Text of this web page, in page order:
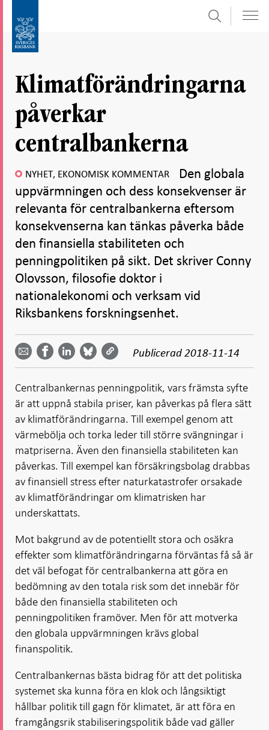
direkt
undersidor
Sök
Klimatförändringarna
påverkar
centralbankerna
NYHET, EKONOMISK KOMMENTAR
Den globala
uppvärmningen och dess konsekvenser är
relevanta för centralbankerna eftersom
konsekvenserna kan tänkas påverka både
den finansiella stabiliteten och
penningpolitiken på sikt. Det skriver Conny
Olovsson, filosofie doktor i
nationalekonomi och verksam vid
Riksbankens forskningsenhet.
Dela
email -
Öppnas
i ny flik
Dela på
Facebook
- Öppnas
Dela på
LinkedIn
-
Öppnas
i ny flik
på
Bluesky
-
i ny flik
på
Twitter
-
i ny flik
Publicerad 2018-11-14
Centralbankernas penningpolitik, vars främsta syfte
är att uppnå stabila priser, kan påverkas på flera sätt
av klimatförändringarna. Till exempel genom att
värmebölja och torka leder till större svängningar i
matpriserna. Även den finansiella stabiliteten kan
påverkas. Till exempel kan försäkringsbolag drabbas
av finansiell stress efter naturkatastrofer orsakade
av klimatförändringar om klimatrisken har
underskattats.
Mot bakgrund av de potentiellt stora och osäkra
effekter som klimatförändringarna förväntas få så är
det väl befogat för centralbankerna att göra en
bedömning av den totala risk som det innebär för
både den finansiella stabiliteten och
penningpolitiken framöver. Men för att motverka
den globala uppvärmningen krävs global
finanspolitik.
Centralbankernas bästa bidrag för att det politiska
systemet ska kunna föra en klok och långsiktigt
hållbar politik till gagn för klimatet, är att föra en
framgångsrik stabiliseringspolitik både vad gäller